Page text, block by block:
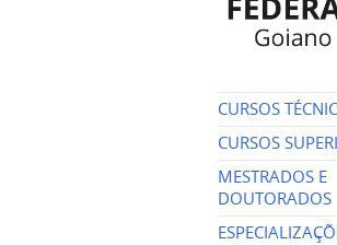
CURSOS
CURSOS
MESTRADOS E
DOUTORADOS